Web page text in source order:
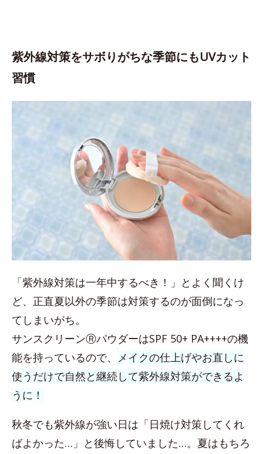
紫外線対策をサボりがちな季節にもUVカット
習慣
「紫外線対策は一年中するべき！」とよく聞くけ
ど、正直夏以外の季節は対策するのが面倒になっ
てしまいがち。
サンスクリーンⓇパウダーはSPF 50+ PA++++の機
能を持っているので、 メイクの仕上げやお直しに
使うだけで自然と継続して紫外線対策ができるよ
うに！
秋冬でも紫外線が強い日は「日焼け対策してくれ
ばよかった…」と後悔していました…。夏はもちろ